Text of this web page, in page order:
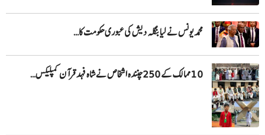
محمد یونس نے لیا بنگلہ دیش کی عبوری حکومت کا…
10 ممالک کے 250چنندہ اشخاص نے شاہ فہد قرآن کمپلیکس…